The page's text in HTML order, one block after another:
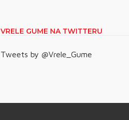
VRELE GUME NA TWITTERU
Tweets by @Vrele_Gume